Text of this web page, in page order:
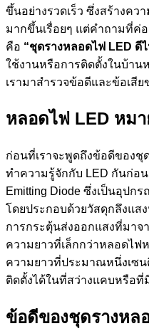
ขึ้นอย่างรวดเร็ว ซึ่งสร้างคว
มากขึ้นเรื่อยๆ แต่คำถามที่
คือ “ชุดรางหลอดไฟ LED ดี
ใช้งานหรือการติดตั้งในบ้า
เรามาสำรวจข้อดีและข้อเสีย
หลอดไฟ LED หมา
ก่อนที่เราจะพูดถึงข้อดีของชุ
ทำความรู้จักกับ LED กันก่อน
Emitting Diode ซึ่งเป็นอุปก
โดยประกอบด้วยวัสดุกลึงแส
การกระตุ้นส่งออกแสงที่มาจ
ความยาวที่เล็กกว่าหลอดไฟ
ความยาวที่ประมาณหนึ่งเซน
ติดตั้งได้ในที่สว่างแคบหรือที่
ข้อดีของชุดรางหล